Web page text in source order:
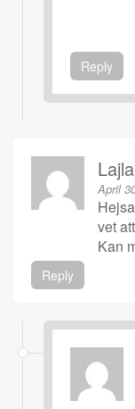
Reply
Lajla
April
vet
Kan
Reply